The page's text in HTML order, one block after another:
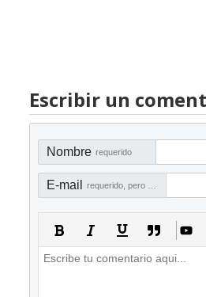
Escribir un
Nombre requerido
E-mail